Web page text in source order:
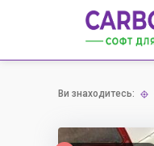
Ви знаходитесь: